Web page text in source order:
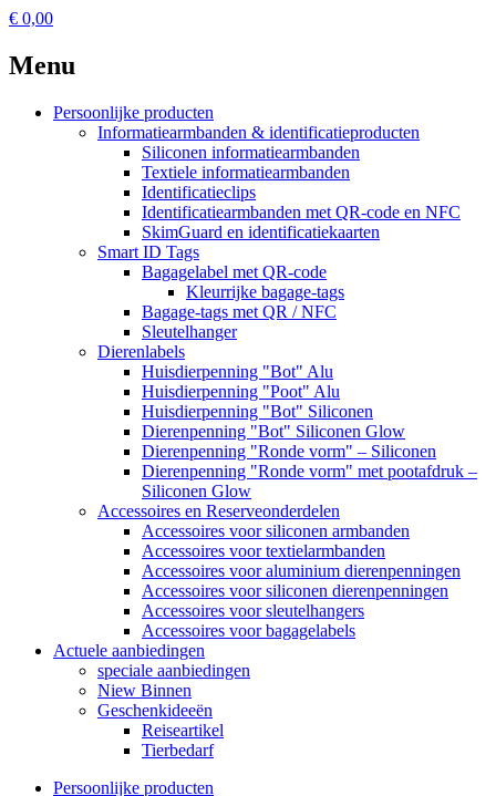
€ 0,00
Menu
Persoonlijke producten
Informatiearmbanden & identificatieproducten
Siliconen informatiearmbanden
Textiele informatiearmbanden
Identificatieclips
Identificatiearmbanden met QR-code en NFC
SkimGuard en identificatiekaarten
Smart ID Tags
Bagagelabel met QR-code
Kleurrijke bagage-tags
Bagage-tags met QR / NFC
Sleutelhanger
Dierenlabels
Huisdierpenning "Bot" Alu
Huisdierpenning "Poot" Alu
Huisdierpenning "Bot" Siliconen
Dierenpenning "Bot" Siliconen Glow
Dierenpenning "Ronde vorm" – Siliconen
Dierenpenning "Ronde vorm" met pootafdruk –
Siliconen Glow
Accessoires en Reserveonderdelen
Accessoires voor siliconen armbanden
Accessoires voor textielarmbanden
Accessoires voor aluminium dierenpenningen
Accessoires voor siliconen dierenpenningen
Accessoires voor sleutelhangers
Accessoires voor bagagelabels
Actuele aanbiedingen
speciale aanbiedingen
Niew Binnen
Geschenkideeën
Reiseartikel
Tierbedarf
Persoonlijke producten